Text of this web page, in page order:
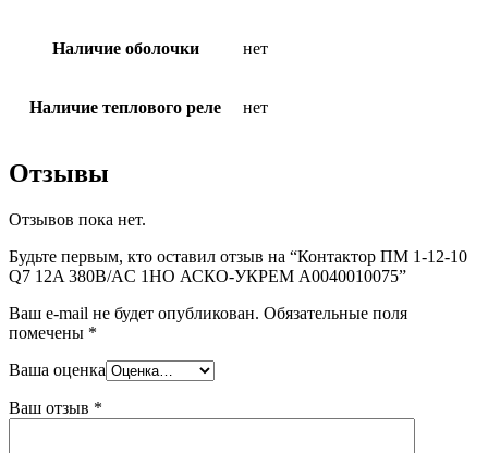
Наличие оболочки нет
Наличие теплового реле нет
Отзывы
Отзывов пока нет.
Будьте первым, кто оставил отзыв на “Контактор ПМ 1-12-10
Q7 12A 380B/AC 1НО АСКО-УКРЕМ A0040010075”
Ваш e-mail не будет опубликован. Обязательные поля
помечены *
Ваша оценка
Ваш отзыв *